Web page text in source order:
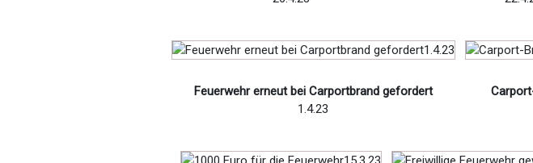
Feuerwehr erneut bei Carportbrand gefordert
1.4.23